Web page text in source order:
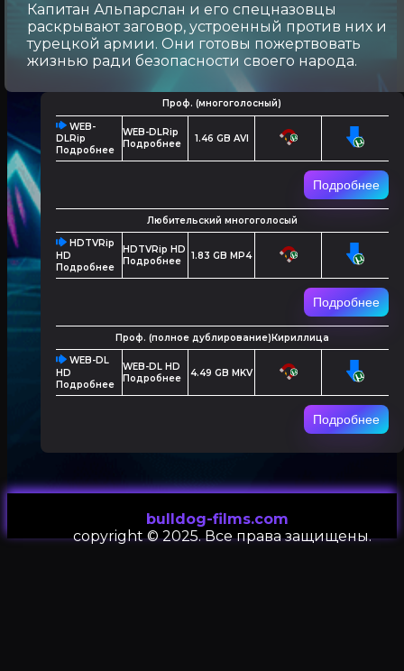
Капитан Альпарслан и его спецназовцы
раскрывают заговор, устроенный против них и
турецкой армии. Они готовы пожертвовать
жизнью ради безопасности своего народа.
Подробнее
WEB-
DLRip
Подробнее
Проф. (многоголосный)
WEB-DLRip
Подробнее
1.46 GB AVI
Подробнее
HDTVRip
HD
Подробнее
Любительский многоголосый
HDTVRip HD
Подробнее
1.83 GB MP4
Подробнее
WEB-DL
HD
Подробнее
Проф. (полное дублирование)Кириллица
WEB-DL HD
Подробнее
4.49 GB MKV
bulldog-films.com
сopyright © 2025. Все права защищены.